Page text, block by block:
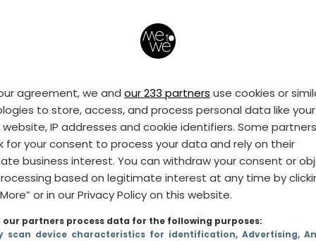
agreement, we and our 233 partners use cookies or
to store, access, and process personal data like
IP addresses and cookie identifiers. Some
for your consent to process your data and rely on their
business interest. You can withdraw your consent or
based on legitimate interest at any time by
or in our Privacy Policy on this website.
our partners process data for the following purposes:
scan device characteristics for identification, Advertising,